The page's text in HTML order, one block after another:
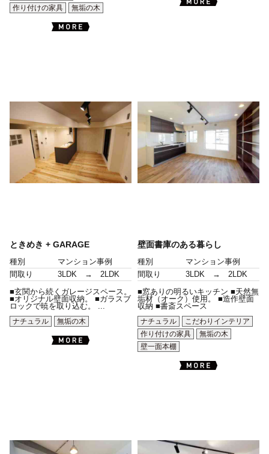
作り付けの家具
無垢の木
ときめき + GARAGE
種別
マンション事例
間取り
3LDK → 2LDK
■玄関から続くガレージスペース。
■オリジナル壁面収納。 ■ガラスブ
ロックで暁を取り込む。 ...
ナチュラル
無垢の木
壁面書庫のある暮らし
種別
マンション事例
間取り
3LDK → 2LDK
■窓ありの明るいキッチン ■天然無
垢材（オーク）使用。 ■造作壁面
収納 ■書斎スペース
ナチュラル
こだわりインテリア
作り付けの家具
無垢の木
壁一面本棚